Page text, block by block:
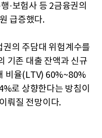
·보험사 등 2금융권의
급증했다.
의 주담대 위험계수를
기존 대출 잔액과 신규
비율(LTV) 60%~80%
로 상향한다는 방침이
뤄질 전망이다.